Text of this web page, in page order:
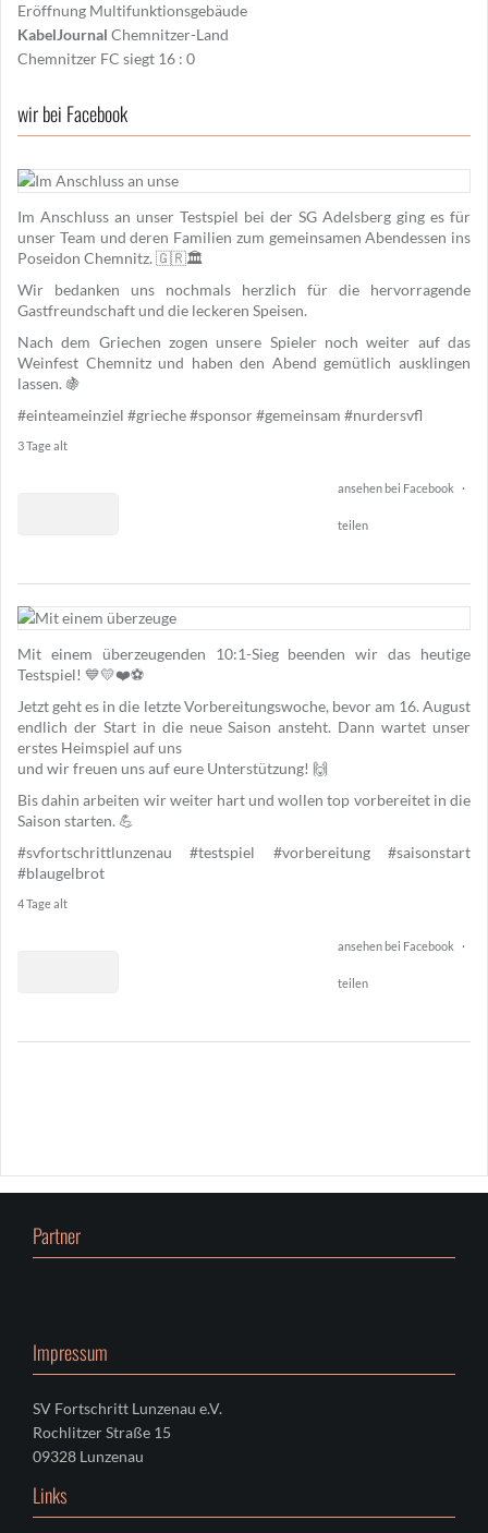
Eröffnung Multifunktionsgebäude
KabelJournal Chemnitzer-Land
Chemnitzer FC siegt 16 : 0
wir bei Facebook
Im Anschluss an unser Testspiel bei der SG Adelsberg ging es für
unser Team und deren Familien zum gemeinsamen Abendessen ins
Poseidon Chemnitz. 🇬🇷🏛️
Wir bedanken uns nochmals herzlich für die hervorragende
Gastfreundschaft und die leckeren Speisen.
Nach dem Griechen zogen unsere Spieler noch weiter auf das
Weinfest Chemnitz und haben den Abend gemütlich ausklingen
lassen. 🍇
#einteameinziel #grieche#sponsor#gemeinsam #nurdersvfl
3 Tage alt
ansehen bei Facebook ·
teilen
49
1
2
Mit einem überzeugenden 10:1-Sieg beenden wir das heutige
Testspiel! 💙💛❤️⚽️
Jetzt geht es in die letzte Vorbereitungswoche, bevor am 16. August
endlich der Start in die neue Saison ansteht. Dann wartet unser
erstes Heimspiel auf uns
und wir freuen uns auf eure Unterstützung! 🙌
Bis dahin arbeiten wir weiter hart und wollen top vorbereitet in die
Saison starten. 💪
#svfortschrittlunzenau
#testspiel #vorbereitung
#saisonstart
#blaugelbrot
4 Tage alt
ansehen bei Facebook ·
teilen
0
Partner
Impressum
SV Fortschritt Lunzenau e.V.
Rochlitzer Straße 15
09328 Lunzenau
Links